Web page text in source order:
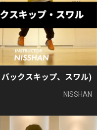
ックスキップ、スワル)
NISSHAN